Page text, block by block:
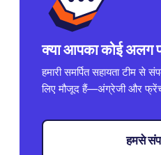
क्या आपका कोई अलग
हमारी समर्पित सहायता टीम
लिए मौजूद हैं—अंग्रेजी और फ्रेंच
हमसे